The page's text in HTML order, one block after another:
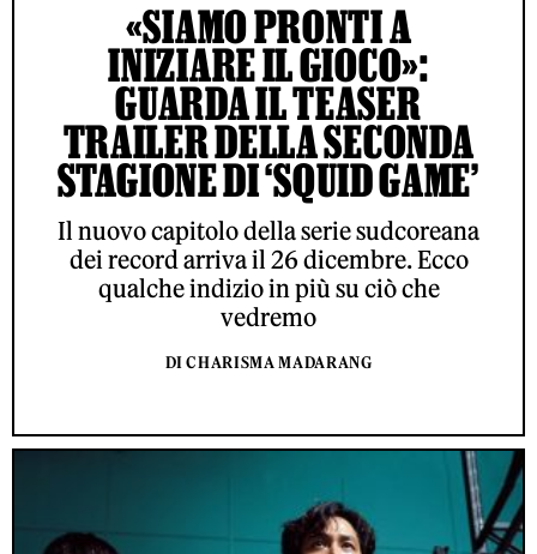
«SIAMO PRONTI A
INIZIARE IL GIOCO»:
GUARDA IL TEASER
TRAILER DELLA SECONDA
STAGIONE DI ‘SQUID GAME’
Il nuovo capitolo della serie sudcoreana
dei record arriva il 26 dicembre. Ecco
qualche indizio in più su ciò che
vedremo
DI CHARISMA MADARANG